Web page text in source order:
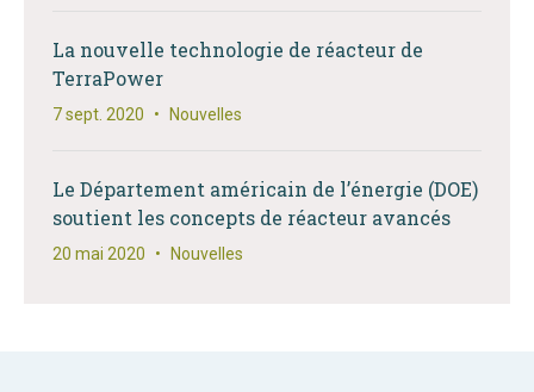
La nouvelle technologie de réacteur de
TerraPower
7 sept. 2020 • Nouvelles
Le Département américain de l’énergie (DOE)
soutient les concepts de réacteur avancés
20 mai 2020 • Nouvelles